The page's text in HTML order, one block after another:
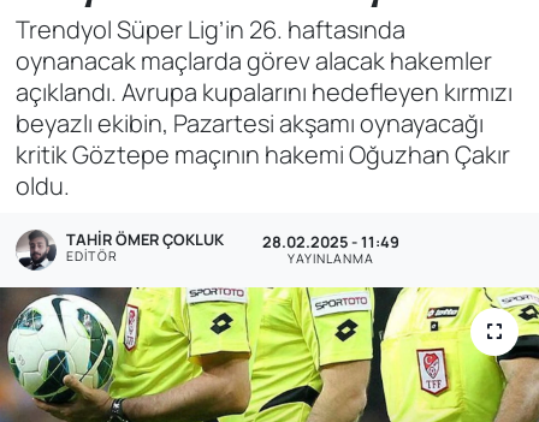
Trendyol Süper Lig’in 26. haftasında
oynanacak maçlarda görev alacak hakemler
açıklandı. Avrupa kupalarını hedefleyen kırmızı
beyazlı ekibin, Pazartesi akşamı oynayacağı
kritik Göztepe maçının hakemi Oğuzhan Çakır
oldu.
TAHIR ÖMER ÇOKLUK
EDITÖR
28.02.2025 - 11:49
YAYINLANMA
Bilim ve Teknoloji
Bölge
Dünya
Ekonomi
Genel
Gündem
Özel Haber
Son Dakika Haberleri
Haber Arşivi